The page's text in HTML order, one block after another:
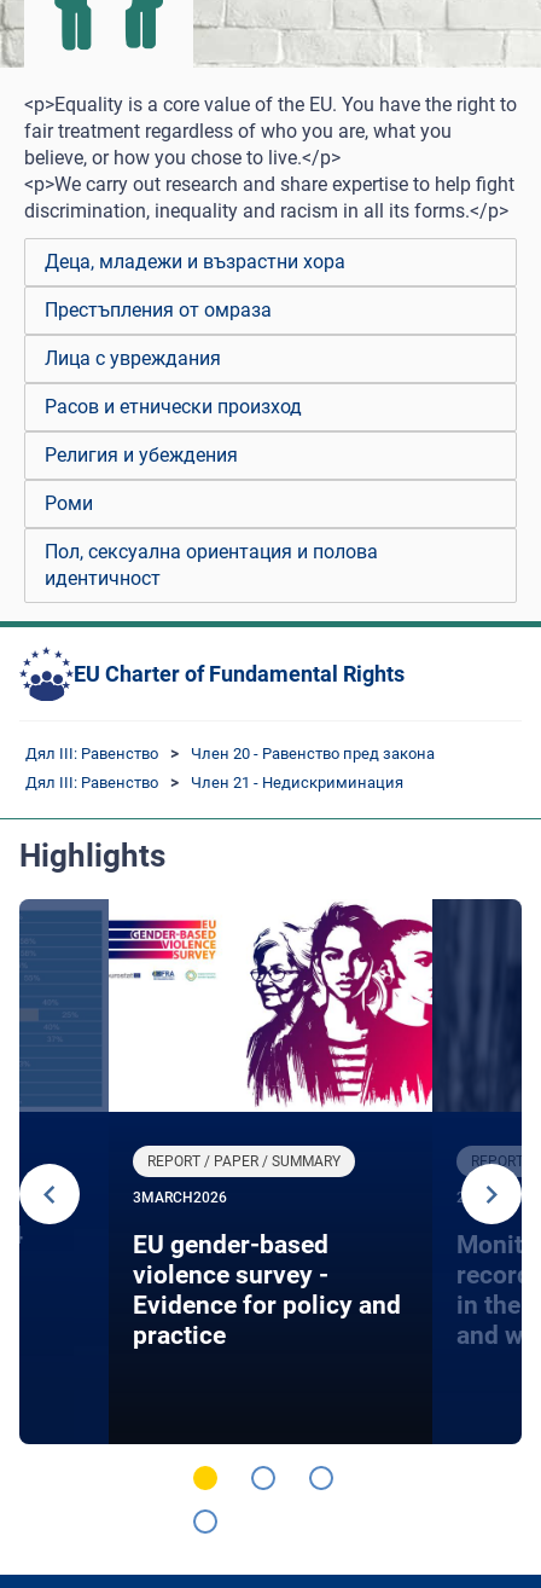
<p>Equality is a core value of the EU. You have the right to
fair treatment regardless of who you are, what you
believe, or how you chose to live.</p>
<p>We carry out research and share expertise to help fight
discrimination, inequality and racism in all its forms.</p>
Деца, младежи и възрастни хора
Престъпления от омраза
Лица с увреждания
Расов и етнически произход
Религия и убеждения
Роми
Пол, сексуална ориентация и полова
идентичност
EU Charter of Fundamental Rights
Дял III: Равенство
Член 20 - Равенство пред закона
Дял III: Равенство
Член 21 - Недискриминация
Highlights
REPORT / PAPER / SUMMARY
3 MARCH2026
EU gender-based
violence survey -
Evidence for policy and
practice
REPORT /
27 JANUARY
in the
and